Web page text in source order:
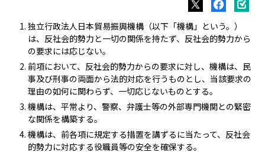
独立行政法人日本貿易振興機構（以下「機構」という。）
は、反社会的勢力と一切の関係を持たず、反社会的勢力から
の要求には応じない。
前項において、反社会的勢力からの要求に対し、機構は、民
事及び刑事の両面から法的対応を行うものとし、当該要求の
理由の如何に関わらず、一切応じないものとする。
機構は、平常より、警察、弁護士等の外部専門機関との緊密
な関係を構築する。
機構は、前各項に規定する措置を講ずるに当たって、反社会
的勢力に対応する役職員等の安全を確保する。